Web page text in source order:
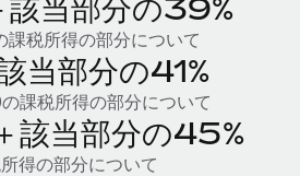
Plus（契約社員管理
どこにいても、あらゆる規模の企業が
、管理し、給与を支給できるようにす
で、新しい統合、機能、改良点をリリー
当部分の39%
税所得の部分について
当部分の41%
課税所得の部分について
当部分の45%
得の部分について